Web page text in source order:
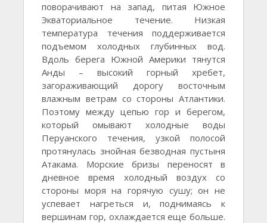
поворачивают на запад, питая Южное
Экваториальное течение. Низкая
температура течения поддерживается
подъемом холодных глубинных вод.
Вдоль берега Южной Америки тянутся
Анды – высокий горный хребет,
загораживающий дорогу восточным
влажным ветрам со стороны Атлантики.
Поэтому между цепью гор и берегом,
который омывают холодные воды
Перуанского течения, узкой полосой
протянулась знойная безводная пустыня
Атакама. Морские бризы переносят в
дневное время холодный воздух со
стороны моря на горячую сушу; он не
успевает нагреться и, поднимаясь к
вершинам гор, охлаждается еще больше.